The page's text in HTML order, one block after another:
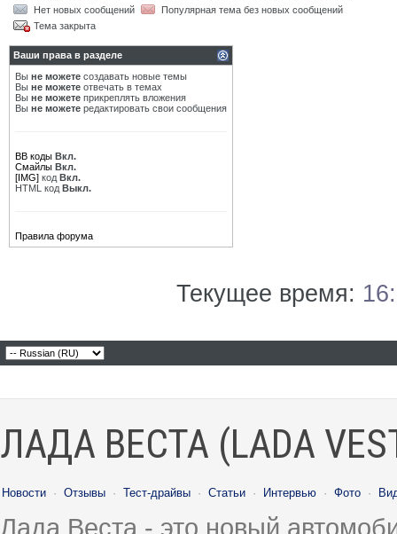
Нет новых сообщений
Популярная тема без новых сообщений
Тема закрыта
Ваши права в разделе
Вы не можете создавать новые темы
Вы не можете отвечать в темах
Вы не можете прикреплять вложения
Вы не можете редактировать свои сообщения
BB коды Вкл.
Смайлы Вкл.
[IMG] код Вкл.
HTML код Выкл.
Правила форума
Текущее время:
ЛАДА ВЕСТА (LADA
Новости · Отзывы · Тест-драйвы · Статьи · Интервью · Фото ·
Лада Веста - это новый